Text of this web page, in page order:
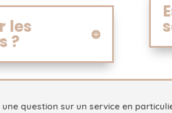
les
?
une question sur un service en